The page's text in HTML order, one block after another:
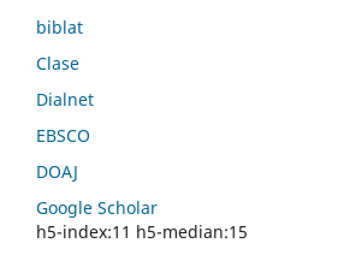
biblat
Clase
Dialnet
EBSCO
DOAJ
Google Scholar
h5-index:11 h5-median:15